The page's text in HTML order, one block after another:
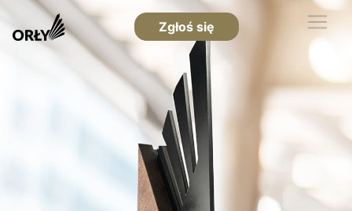
Zgłoś się